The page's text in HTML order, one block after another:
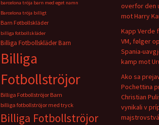
overfor den
mot Harry
Kapp Verde
VM, følger
Spania-
kamp mot
Ako sa
Pochettina
Christian
vynikali v
barcelona tröja barn med eget namn
Barcelona tröja billigt
Barn Fotbollskläder
billiga fotbollskläder
Billiga Fotbollskläder Barn
Billiga
Fotbollströjor
Billiga Fotbollströjor Barn
billiga fotbollströjor med tryck
Billiga Fotbollströjor